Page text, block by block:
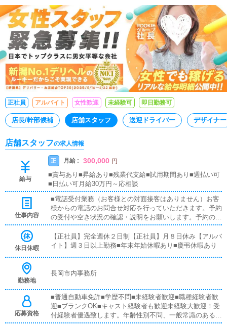
正社員 アルバイト 女性歓迎 未経験可 即日勤務可
店長/幹部候補 店舗スタッフ 送迎ドライバー デザイナー
店舗スタッフの求人情報
給与
正 月給 : 300,000 円
■賞与あり■昇給あり■残業代支給■試用期間あり■週払い可
■日払い可月給30万円～応相談
仕事内容
■電話受付業務（お客様との対面接客はありません）お客
様からの電話のお問合せ対応を行っていただきます。予約
の受付や空き状況の確認・説明をお願いします。予約の確
定後はキャストやドライバーに通達します。簡単なマニュ
アルや先輩スタッフに気軽に聞ける環境ですので、未経験
でも安心して働けます。■PC更新業務ヘブンネットなど、
なります。基本的にはボタンを押すだけや、ブログの更新
手な人でも簡単にできます。■清掃・備品管理お客様やキ
ャストの方に快適にお過ごしいただくため、店内の清掃や
備品の管理・補充を行っていただきます。お客様様からの
お電話対応ドライバーへの配車連絡簡単なPC入力作業
休日休暇
【正社員】完全週休２日制【正社員】月８日休み【アルバ
イト】週３日以上勤務■年末年始休暇あり■慶弔休暇あり
勤務地
長岡市内事務所
応募資格
■普通自動車免許■学歴不問■未経験者歓迎■職種経験者歓
迎■ブランクOK■キャスト経験者も歓迎未経験大歓迎！受
付経験者優遇致します。年齢性別不問、一般常識のある方
ならOK♪女性スタッフも活躍中！PCの基本操作できる方